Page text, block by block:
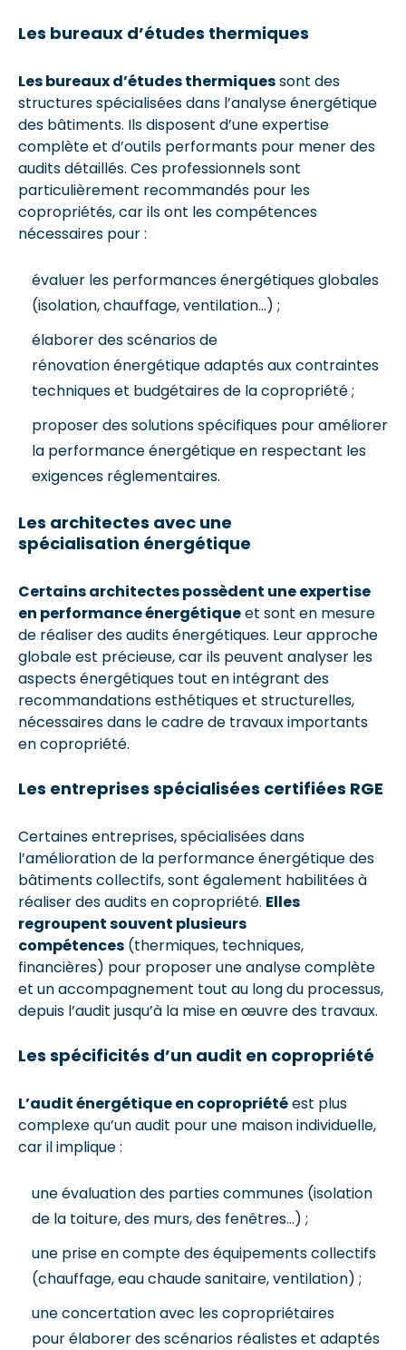
Les bureaux d’études thermiques
Les bureaux d’études thermiquessont des
structures spécialisées dans l’analyse énergétique
des bâtiments. Ils disposent d’une expertise
complète et d’outils performants pour mener des
audits détaillés. Ces professionnels sont
particulièrement recommandés pour les
copropriétés, car ils ont les compétences
nécessaires pour :
évaluer les performances énergétiques globales
(isolation, chauffage, ventilation…) ;
élaborer des scénarios de
rénovation énergétique adaptés aux contraintes
techniques et budgétaires de la copropriété ;
proposer des solutions spécifiques pour améliorer
la performance énergétique en respectant les
exigences réglementaires.
Les architectes avec une
spécialisation énergétique
Certains architectes possèdent une expertise
en performance énergétiqueet sont en mesure
de réaliser des audits énergétiques. Leur approche
globale est précieuse, car ils peuvent analyser les
aspects énergétiques tout en intégrant des
recommandations esthétiques et structurelles,
nécessaires dans le cadre de travaux importants
en copropriété.
Les entreprises spécialisées certifiées RGE
Certaines entreprises, spécialisées dans
l’amélioration de la performance énergétique des
bâtiments collectifs, sont également habilitées à
réaliser des audits en copropriété. Elles
regroupent souvent plusieurs
compétences (thermiques, techniques,
financières) pour proposer une analyse complète
et un accompagnement tout au long du processus,
depuis l’audit jusqu’à la mise en œuvre des travaux.
Les spécificités d’un audit en copropriété
L’audit énergétique en copropriétéest plus
complexe qu’un audit pour une maison individuelle,
car il implique :
une évaluation des parties communes (isolation
de la toiture, des murs, des fenêtres…) ;
une prise en compte des équipements collectifs
(chauffage, eau chaude sanitaire, ventilation) ;
une concertation avec les copropriétaires
pour élaborer des scénarios réalistes et adaptés